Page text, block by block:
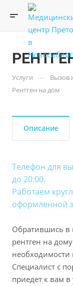
Услуги — Вызов
Рентген на дом
Описание
Телефон для
до 20:00.
Работаем
оформленной
Обратившись в
рентген на
Специалист с
приедет к вам